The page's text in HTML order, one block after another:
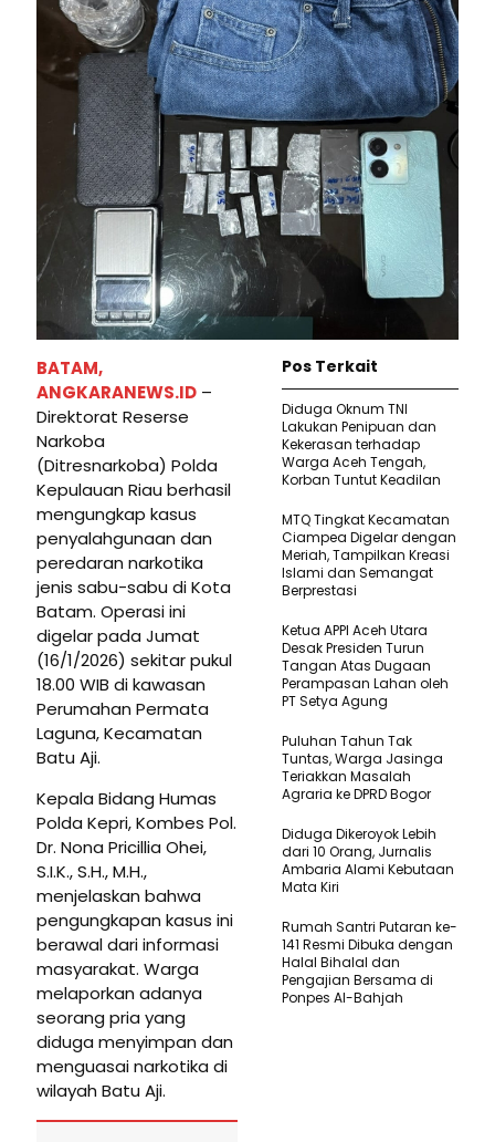
BATAM,
ANGKARANEWS.ID –
Direktorat Reserse
Narkoba
(Ditresnarkoba) Polda
Kepulauan Riau berhasil
mengungkap kasus
penyalahgunaan dan
peredaran narkotika
jenis sabu-sabu di Kota
Batam. Operasi ini
digelar pada Jumat
(16/1/2026) sekitar pukul
18.00 WIB di kawasan
Perumahan Permata
Laguna, Kecamatan
Batu Aji.
Kepala Bidang Humas
Polda Kepri, Kombes Pol.
Dr. Nona Pricillia Ohei,
S.I.K., S.H., M.H.,
menjelaskan bahwa
pengungkapan kasus ini
berawal dari informasi
masyarakat. Warga
melaporkan adanya
seorang pria yang
diduga menyimpan dan
menguasai narkotika di
wilayah Batu Aji.
Pos Terkait
Diduga Oknum TNI
Lakukan Penipuan dan
Kekerasan terhadap
Warga Aceh Tengah,
Korban Tuntut Keadilan
MTQ Tingkat Kecamatan
Ciampea Digelar dengan
Meriah, Tampilkan Kreasi
Islami dan Semangat
Berprestasi
Ketua APPI Aceh Utara
Desak Presiden Turun
Tangan Atas Dugaan
Perampasan Lahan oleh
PT Setya Agung
Puluhan Tahun Tak
Tuntas, Warga Jasinga
Teriakkan Masalah
Agraria ke DPRD Bogor
Diduga Dikeroyok Lebih
dari 10 Orang, Jurnalis
Ambaria Alami Kebutaan
Mata Kiri
Rumah Santri Putaran ke-
141 Resmi Dibuka dengan
Halal Bihalal dan
Pengajian Bersama di
Ponpes Al-Bahjah